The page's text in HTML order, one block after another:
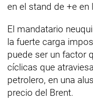
en el stand de +e en
El mandatario
la fuerte carga
puede ser un factor
cíclicas que
petrolero, en una
precio del Brent.